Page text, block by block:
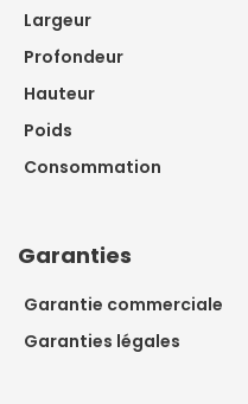
Largeur
Profondeur
Hauteur
Poids
Consommation
Garanties
Garantie commerciale
Garanties légales